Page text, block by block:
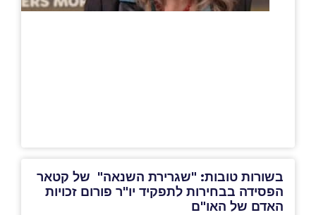
בשורות טובות: "שגרירת השנאה" של קטאר
הפסידה בבחירות לתפקיד יו"ר פורום זכויות
האדם של האו"ם